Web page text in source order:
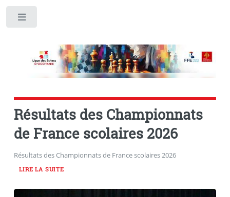
Résultats des Championnats
de France scolaires 2026
Résultats des Championnats de France scolaires 2026
LIRE LA SUITE